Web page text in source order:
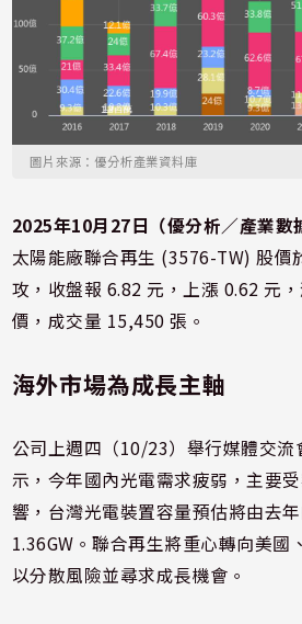
圖片來源：優分析產業資料庫
2025年10月27日（優分析／產業數
太陽能廠聯合再生 (3576-TW) 股價
攻，收盤報 6.82 元，上漲 0.62 元
價，成交量 15,450 張。
海外市場為成長主軸
公司上週四（10/23）舉行媒體交流
示，今年國內光電需求疲弱，主要
響，台灣光電裝置容量預估將由去
1.36GW。聯合再生將重心轉向美國
以分散風險並尋求成長機會。